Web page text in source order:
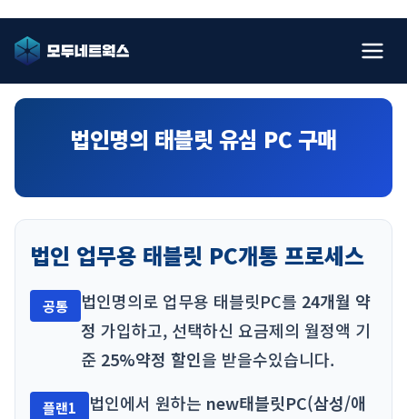
법인명의 태블릿 유심 PC 구매
법인 업무용 태블릿 PC개통 프로세스
공통 법인명의로 업무용 태블릿PC를 24개월 약
정 가입하고, 선택하신 요금제의 월정액 기
준 25%약정 할인을 받을수있습니다.
플랜1 법인에서 원하는 new태블릿PC(삼성/애